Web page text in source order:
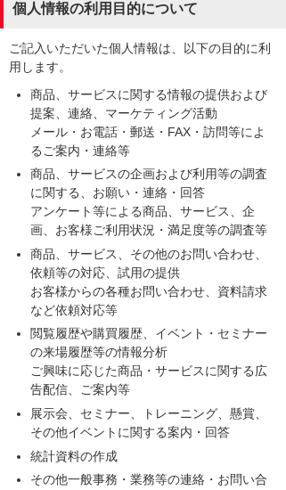
個人情報の利用目的について
ご記入いただいた個人情報は、以下の目的に利
用します。
商品、サービスに関する情報の提供および
提案、連絡、マーケティング活動
メール・お電話・郵送・FAX・訪問等によ
るご案内・連絡等
商品、サービスの企画および利用等の調査
に関する、お願い・連絡・回答
アンケート等による商品、サービス、企
画、お客様ご利用状況・満足度等の調査等
商品、サービス、その他のお問い合わせ、
依頼等の対応、試用の提供
お客様からの各種お問い合わせ、資料請求
など依頼対応等
閲覧履歴や購買履歴、イベント・セミナー
の来場履歴等の情報分析
ご興味に応じた商品・サービスに関する広
告配信、ご案内等
展示会、セミナー、トレーニング、懸賞、
その他イベントに関する案内・回答
統計資料の作成
その他一般事務・業務等の連絡・お問い合